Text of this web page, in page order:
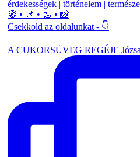
érdekességek | történelem |
🧭 • 📌 • 🥾 • 📸
Csekkold az oldalunkat - 👇
A CUKORSÜVEG REGÉJE